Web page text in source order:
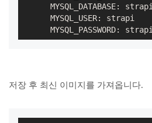
      MYSQL_DATABASE: strapi
      MYSQL_USER: strapi
      MYSQL_PASSWORD: strapi
저장 후 최신 이미지를 가져옵니다.